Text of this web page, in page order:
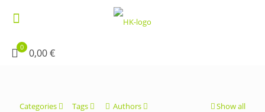
0 0,00 €
Categories Tags Authors Show all